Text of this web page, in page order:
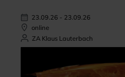
23.09.26 - 23.09.26
online
ZA Klaus Lauterbach